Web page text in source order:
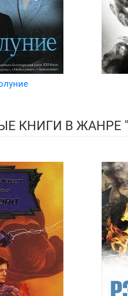
КНИГИ В ЖАНРЕ